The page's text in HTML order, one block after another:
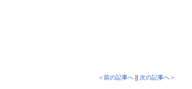
＜前の記事へ 次の記事へ＞